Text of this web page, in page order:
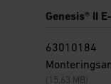
Genesis® II
63010184
(15.63 MB)